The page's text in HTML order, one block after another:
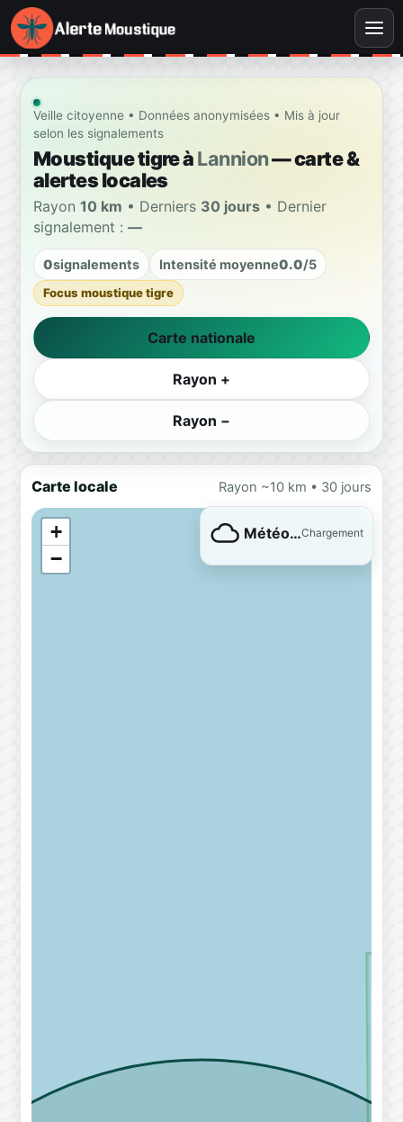
Veille citoyenne • Données anonymisées • Mis à jour
selon les signalements
Moustique tigre àLannion— carte &
alertes locales
Rayon 10 km • Derniers 30 jours • Dernier
signalement : —
0signalements Intensité moyenne0.0/5
Focus moustique tigre
Carte nationale
Rayon +
Rayon −
Carte locale Rayon ~10 km • 30 jours
+
−
Météo…Chargement